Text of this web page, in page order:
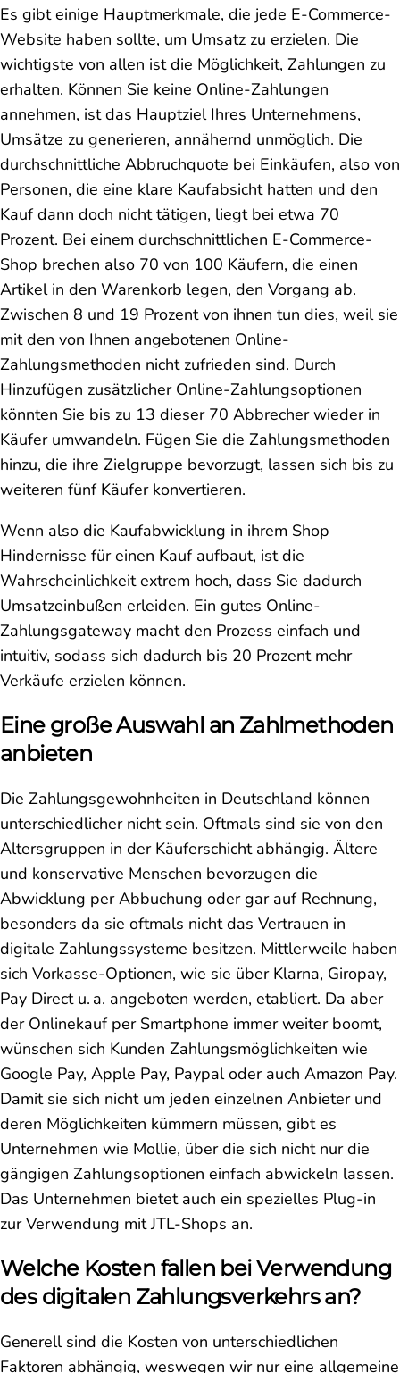
Es gibt einige Hauptmerkmale, die jede E-Commerce-
Website haben sollte, um Umsatz zu erzielen. Die
wichtigste von allen ist die Möglichkeit, Zahlungen zu
erhalten. Können Sie keine Online-Zahlungen
annehmen, ist das Hauptziel Ihres Unternehmens,
Umsätze zu generieren, annähernd unmöglich. Die
durchschnittliche Abbruchquote bei Einkäufen, also von
Personen, die eine klare Kaufabsicht hatten und den
Kauf dann doch nicht tätigen, liegt bei etwa 70
Prozent. Bei einem durchschnittlichen E-Commerce-
Shop brechen also 70 von 100 Käufern, die einen
Artikel in den Warenkorb legen, den Vorgang ab.
Zwischen 8 und 19 Prozent von ihnen tun dies, weil sie
mit den von Ihnen angebotenen Online-
Zahlungsmethoden nicht zufrieden sind. Durch
Hinzufügen zusätzlicher Online-Zahlungsoptionen
könnten Sie bis zu 13 dieser 70 Abbrecher wieder in
Käufer umwandeln. Fügen Sie die Zahlungsmethoden
hinzu, die ihre Zielgruppe bevorzugt, lassen sich bis zu
weiteren fünf Käufer konvertieren.
Wenn also die Kaufabwicklung in ihrem Shop
Hindernisse für einen Kauf aufbaut, ist die
Wahrscheinlichkeit extrem hoch, dass Sie dadurch
Umsatzeinbußen erleiden. Ein gutes Online-
Zahlungsgateway macht den Prozess einfach und
intuitiv, sodass sich dadurch bis 20 Prozent mehr
Verkäufe erzielen können.
Eine große Auswahl an Zahlmethoden
anbieten
Die Zahlungsgewohnheiten in Deutschland können
unterschiedlicher nicht sein. Oftmals sind sie von den
Altersgruppen in der Käuferschicht abhängig. Ältere
und konservative Menschen bevorzugen die
Abwicklung per Abbuchung oder gar auf Rechnung,
besonders da sie oftmals nicht das Vertrauen in
digitale Zahlungssysteme besitzen. Mittlerweile haben
sich Vorkasse-Optionen, wie sie über Klarna, Giropay,
Pay Direct u. a. angeboten werden, etabliert. Da aber
der Onlinekauf per Smartphone immer weiter boomt,
wünschen sich Kunden Zahlungsmöglichkeiten wie
Google Pay, Apple Pay, Paypal oder auch Amazon Pay.
Damit sie sich nicht um jeden einzelnen Anbieter und
deren Möglichkeiten kümmern müssen, gibt es
Unternehmen wie Mollie, über die sich nicht nur die
gängigen Zahlungsoptionen einfach abwickeln lassen.
Das Unternehmen bietet auch ein spezielles Plug-in
zur Verwendung mit JTL-Shops an.
Welche Kosten fallen bei Verwendung
des digitalen Zahlungsverkehrs an?
Generell sind die Kosten von unterschiedlichen
Faktoren abhängig, weswegen wir nur eine allgemeine